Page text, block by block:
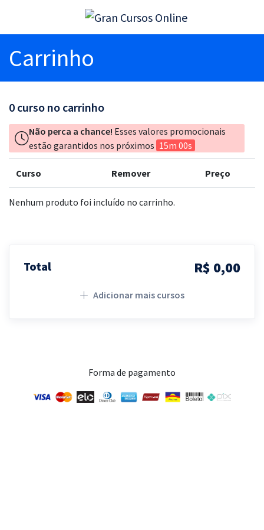
Carrinho
0 curso no carrinho
Não perca a chance! Esses valores promocionais
estão garantidos nos próximos 15m 00s
Curso Remover Preço
Nenhum produto foi incluído no carrinho.
Total R$ 0,00
Adicionar mais cursos
Forma de pagamento